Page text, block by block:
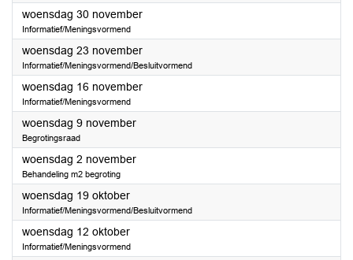
woensdag 30 november2022
Informatief/Meningsvormend
woensdag 23 november2022
Informatief/Meningsvormend/Besluitvormend
woensdag 16 november2022
Informatief/Meningsvormend
woensdag 9 november2022
Begrotingsraad
woensdag 2 november2022
Behandeling m2 begroting
woensdag 19 oktober2022
Informatief/Meningsvormend/Besluitvormend
woensdag 12 oktober2022
Informatief/Meningsvormend